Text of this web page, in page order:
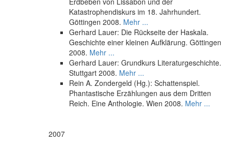
Katastrophendiskurs im 18. Jahrhundert.
Göttingen 2008. Mehr ...
Gerhard Lauer: Die Rückseite der Haskala.
Geschichte einer kleinen Aufklärung. Göttingen
2008. Mehr ...
Gerhard Lauer: Grundkurs Literaturgeschichte.
Stuttgart 2008. Mehr ...
Rein A. Zondergeld (Hg.): Schattenspiel.
Phantastische Erzählungen aus dem Dritten
Reich. Eine Anthologie. Wien 2008. Mehr ...
2007